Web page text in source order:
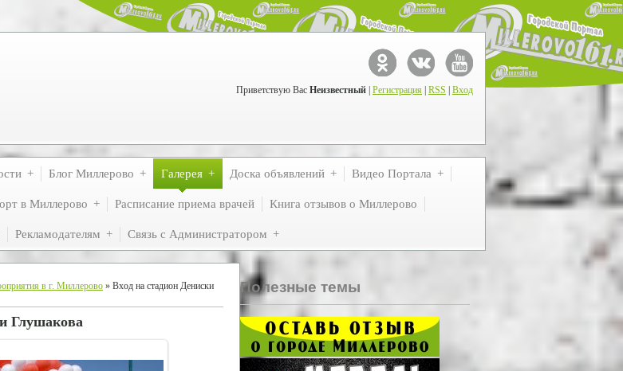
Приветствую Вас Неизвестный Регистрация RSS Вход
Блог Миллерово Галерея Доска объявлений Видео Портала
в Миллерово Расписание приема врачей Книга отзывов о Миллерово
Рекламодателям Связь с Администратором
в г. Миллерово » Вход на стадион Дениски
Глушакова
Полезные темы